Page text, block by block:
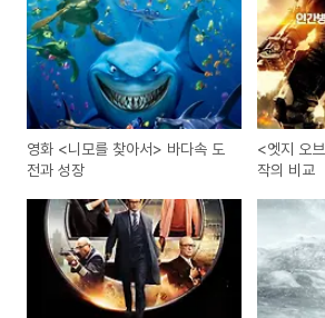
영화 <니모를 찾아서> 바다속 도
전과 성장
<엣지 오
작의 비교